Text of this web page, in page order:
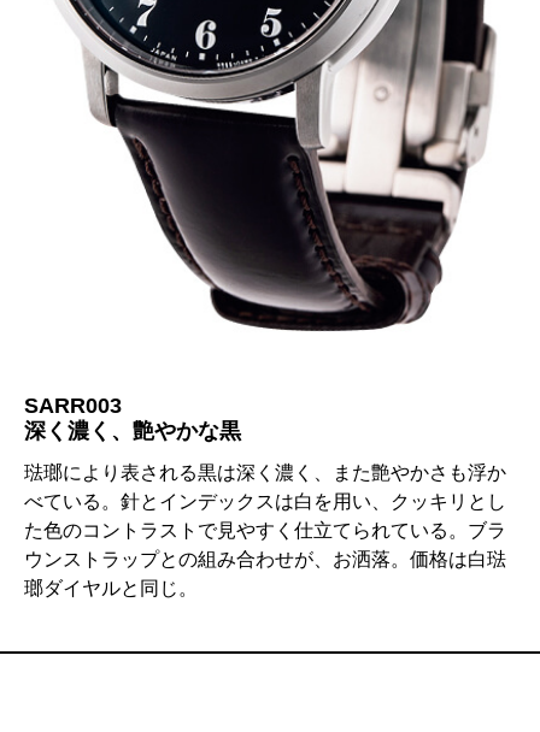
SARR003
深く濃く、艶やかな黒
琺瑯により表される黒は深く濃く、また艶やかさも浮か
べている。針とインデックスは白を用い、クッキリとし
た色のコントラストで見やすく仕立てられている。ブラ
ウンストラップとの組み合わせが、お洒落。価格は白琺
瑯ダイヤルと同じ。